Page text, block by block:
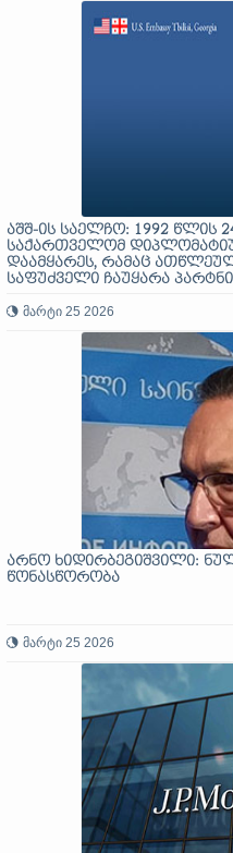
აშშ-ის საელჩო: 1992 წლის
საქართველომ
დაამყარეს, რამაც
საფუძველი ჩაუყარა
მარტი 25 2026
არნო ხიდირბეგიშვილი:
წონასწორობა
მარტი 25 2026